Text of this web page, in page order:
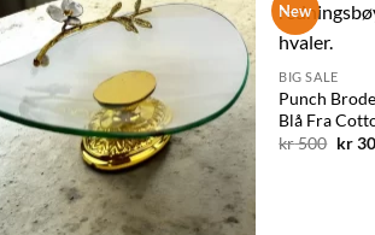
New
BIG SALE
Punch
Blå Fra
kr500 kr